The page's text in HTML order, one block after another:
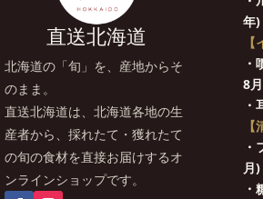
直送北海道
北海道の「旬」を、産地からそ
のまま。
直送北海道は、北海道各地の生
産者から、採れたて・獲れたて
の旬の食材を直接お届けするオ
ンラインショップです。
年)
8
月)